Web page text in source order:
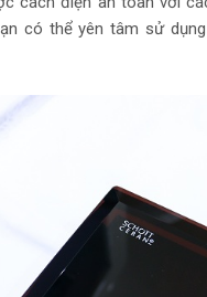
có thể yên tâm sử